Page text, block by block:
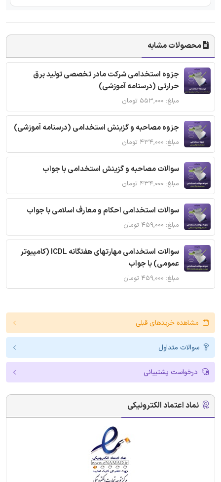
محصولات مشابه
جزوه استخدامی شرکت مادر تخصصی تولید برق
حرارتی (درسنامه آموزشی)
مبلغ: ۵۵۳,۰۰۰ تومان
جزوه مصاحبه و گزینش استخدامی (درسنامه آموزشی)
مبلغ: ۴۳۴,۰۰۰ تومان
سوالات مصاحبه و گزینش استخدامی با جواب
مبلغ: ۴۳۴,۰۰۰ تومان
سوالات استخدامی احکام و معارف اسلامی با جواب
مبلغ: ۴۵۹,۰۰۰ تومان
سوالات استخدامی مهارتهای هفتگانه ICDL (کامپیوتر
عمومی) با جواب
مبلغ: ۴۵۹,۰۰۰ تومان
مشاهده خریدهای قبلی
سوالات متداول
درخواست پشتیبانی
نماد اعتماد الکترونیکی